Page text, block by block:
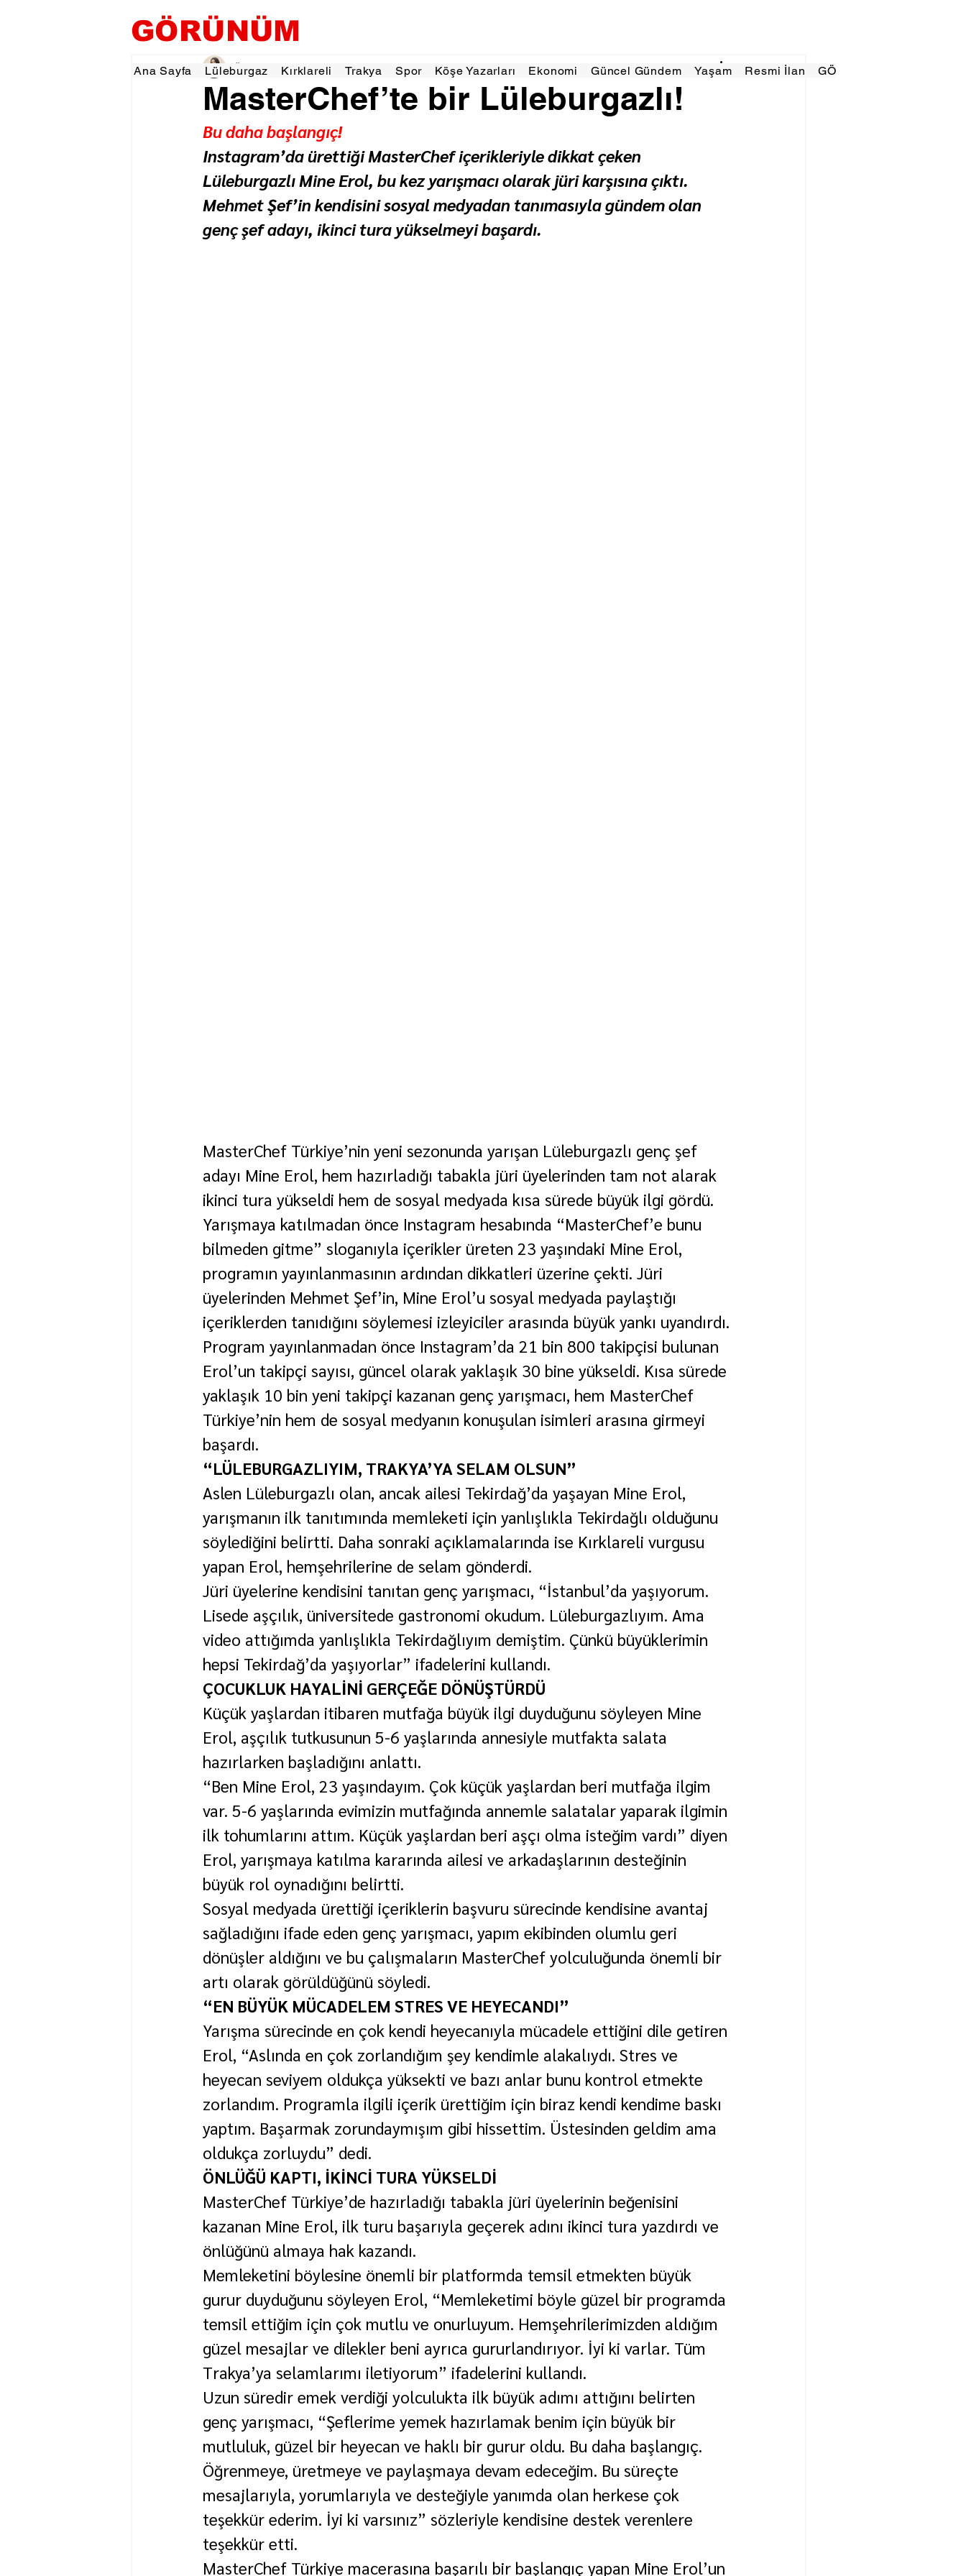
GÖRÜNÜM
Ana Sayfa Lüleburgaz Kırklareli Trakya Spor Köşe Yazarları Ekonomi Güncel Gündem Yaşam Resmi İlan GÖRÜNÜMTV
MasterChef’te bir Lüleburgazlı!
Özlem KARAKOYUN 26 Haz2 dakikada okunur
Bu daha başlangıç!
Instagram’da ürettiği MasterChef içerikleriyle dikkat çeken
Lüleburgazlı Mine Erol, bu kez yarışmacı olarak jüri karşısına çıktı.
Mehmet Şef’in kendisini sosyal medyadan tanımasıyla gündem olan
genç şef adayı, ikinci tura yükselmeyi başardı.
MasterChef Türkiye’nin yeni sezonunda yarışan Lüleburgazlı genç şef
adayı Mine Erol, hem hazırladığı tabakla jüri üyelerinden tam not alarak
ikinci tura yükseldi hem de sosyal medyada kısa sürede büyük ilgi gördü.
Yarışmaya katılmadan önce Instagram hesabında “MasterChef’e bunu
bilmeden gitme” sloganıyla içerikler üreten 23 yaşındaki Mine Erol,
programın yayınlanmasının ardından dikkatleri üzerine çekti. Jüri
üyelerinden Mehmet Şef’in, Mine Erol’u sosyal medyada paylaştığı
içeriklerden tanıdığını söylemesi izleyiciler arasında büyük yankı uyandırdı.
Program yayınlanmadan önce Instagram’da 21 bin 800 takipçisi bulunan
Erol’un takipçi sayısı, güncel olarak yaklaşık 30 bine yükseldi. Kısa sürede
yaklaşık 10 bin yeni takipçi kazanan genç yarışmacı, hem MasterChef
Türkiye’nin hem de sosyal medyanın konuşulan isimleri arasına girmeyi
başardı.
“LÜLEBURGAZLIYIM, TRAKYA’YA SELAM OLSUN”
Aslen Lüleburgazlı olan, ancak ailesi Tekirdağ’da yaşayan Mine Erol,
yarışmanın ilk tanıtımında memleketi için yanlışlıkla Tekirdağlı olduğunu
söylediğini belirtti. Daha sonraki açıklamalarında ise Kırklareli vurgusu
yapan Erol, hemşehrilerine de selam gönderdi.
Jüri üyelerine kendisini tanıtan genç yarışmacı, “İstanbul’da yaşıyorum.
Lisede aşçılık, üniversitede gastronomi okudum. Lüleburgazlıyım. Ama
video attığımda yanlışlıkla Tekirdağlıyım demiştim. Çünkü büyüklerimin
hepsi Tekirdağ’da yaşıyorlar” ifadelerini kullandı.
ÇOCUKLUK HAYALİNİ GERÇEĞE DÖNÜŞTÜRDÜ
Küçük yaşlardan itibaren mutfağa büyük ilgi duyduğunu söyleyen Mine
Erol, aşçılık tutkusunun 5-6 yaşlarında annesiyle mutfakta salata
hazırlarken başladığını anlattı.
“Ben Mine Erol, 23 yaşındayım. Çok küçük yaşlardan beri mutfağa ilgim
var. 5-6 yaşlarında evimizin mutfağında annemle salatalar yaparak ilgimin
ilk tohumlarını attım. Küçük yaşlardan beri aşçı olma isteğim vardı” diyen
Erol, yarışmaya katılma kararında ailesi ve arkadaşlarının desteğinin
büyük rol oynadığını belirtti.
Sosyal medyada ürettiği içeriklerin başvuru sürecinde kendisine avantaj
sağladığını ifade eden genç yarışmacı, yapım ekibinden olumlu geri
dönüşler aldığını ve bu çalışmaların MasterChef yolculuğunda önemli bir
artı olarak görüldüğünü söyledi.
“EN BÜYÜK MÜCADELEM STRES VE HEYECANDI”
Yarışma sürecinde en çok kendi heyecanıyla mücadele ettiğini dile getiren
Erol, “Aslında en çok zorlandığım şey kendimle alakalıydı. Stres ve
heyecan seviyem oldukça yüksekti ve bazı anlar bunu kontrol etmekte
zorlandım. Programla ilgili içerik ürettiğim için biraz kendi kendime baskı
yaptım. Başarmak zorundaymışım gibi hissettim. Üstesinden geldim ama
oldukça zorluydu” dedi.
ÖNLÜĞÜ KAPTI, İKİNCİ TURA YÜKSELDİ
MasterChef Türkiye’de hazırladığı tabakla jüri üyelerinin beğenisini
kazanan Mine Erol, ilk turu başarıyla geçerek adını ikinci tura yazdırdı ve
önlüğünü almaya hak kazandı.
Memleketini böylesine önemli bir platformda temsil etmekten büyük
gurur duyduğunu söyleyen Erol, “Memleketimi böyle güzel bir programda
temsil ettiğim için çok mutlu ve onurluyum. Hemşehrilerimizden aldığım
güzel mesajlar ve dilekler beni ayrıca gururlandırıyor. İyi ki varlar. Tüm
Trakya’ya selamlarımı iletiyorum” ifadelerini kullandı.
Uzun süredir emek verdiği yolculukta ilk büyük adımı attığını belirten
genç yarışmacı, “Şeflerime yemek hazırlamak benim için büyük bir
mutluluk, güzel bir heyecan ve haklı bir gurur oldu. Bu daha başlangıç.
Öğrenmeye, üretmeye ve paylaşmaya devam edeceğim. Bu süreçte
mesajlarıyla, yorumlarıyla ve desteğiyle yanımda olan herkese çok
teşekkür ederim. İyi ki varsınız” sözleriyle kendisine destek verenlere
teşekkür etti.
MasterChef Türkiye macerasına başarılı bir başlangıç yapan Mine Erol’un